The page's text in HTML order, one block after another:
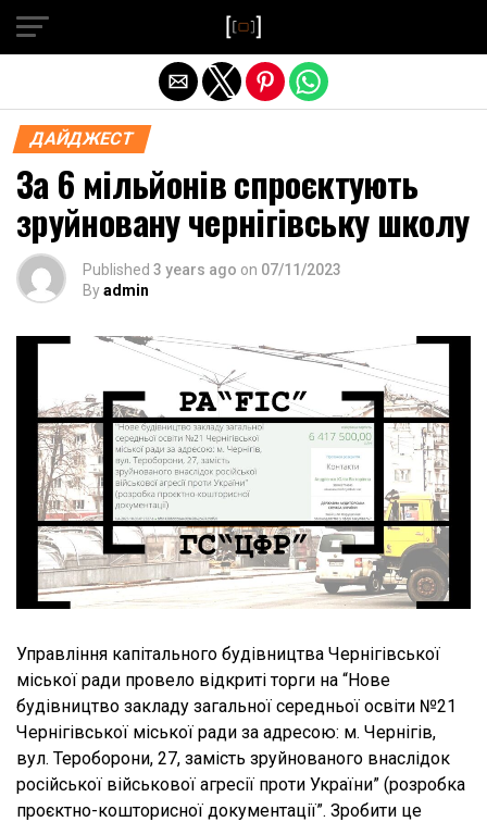
ДАЙДЖЕСТ
За 6 мільйонів спроєктують
зруйновану чернігівську школу
Published 3 years ago on 07/11/2023
Byadmin
Управління капітального будівництва Чернігівської
міської ради провело відкриті торги на “Нове
будівництво закладу загальної середньої освіти №21
Чернігівської міської ради за адресою: м. Чернігів,
вул. Тероборони, 27, замість зруйнованого внаслідок
російської військової агресії проти України” (розробка
проєктно-кошторисної документації”. Зробити це
Exit mobile version